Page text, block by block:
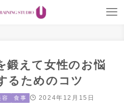
鍛えて女性のお悩
るためのコツ
容 食事 2024年12月15日